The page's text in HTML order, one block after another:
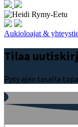
Aukioloajat &
Tilaa
Pysy ajan tasalla